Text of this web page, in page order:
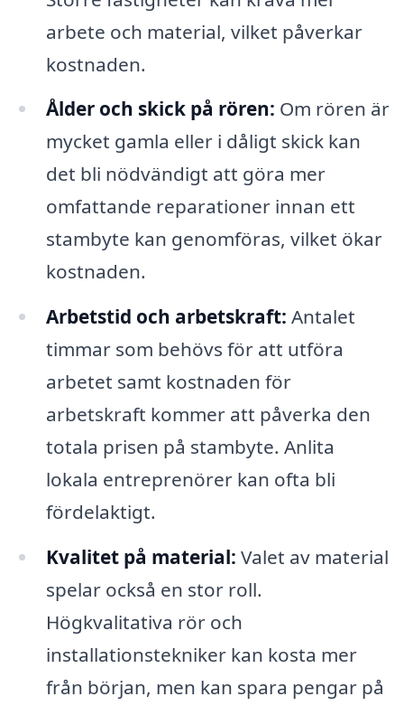
arbete och material, vilket påverkar
kostnaden.
Ålder och skick på rören: Om rören är
mycket gamla eller i dåligt skick kan
det bli nödvändigt att göra mer
omfattande reparationer innan ett
stambyte kan genomföras, vilket ökar
kostnaden.
Arbetstid och arbetskraft: Antalet
timmar som behövs för att utföra
arbetet samt kostnaden för
arbetskraft kommer att påverka den
totala prisen på stambyte. Anlita
lokala entreprenörer kan ofta bli
fördelaktigt.
Kvalitet på material: Valet av material
spelar också en stor roll.
Högkvalitativa rör och
installationstekniker kan kosta mer
från början, men kan spara pengar på